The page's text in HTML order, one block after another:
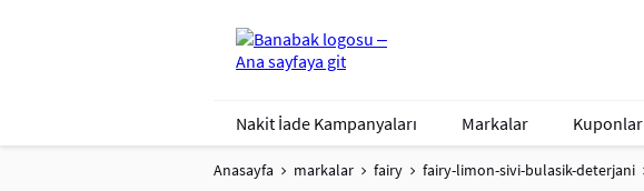
Nakit İade Kampanyaları Markalar Kuponlar
Anasayfa markalar fairy fairy-limon-sivi-bulasik-deterjani